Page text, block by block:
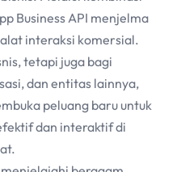
Business API menjelma
interaksi komersial.
tetapi juga bagi
dan entitas lainnya,
peluang baru untuk
dan interaktif di